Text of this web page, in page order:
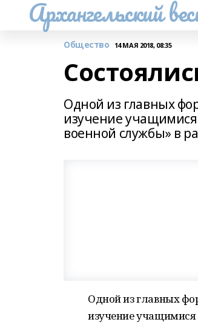
Архангельский
Общество 14 МАЯ 2018, 08:35
Одной из главных
изучение
военной службы» в
Одной из главных
изучение учащимися